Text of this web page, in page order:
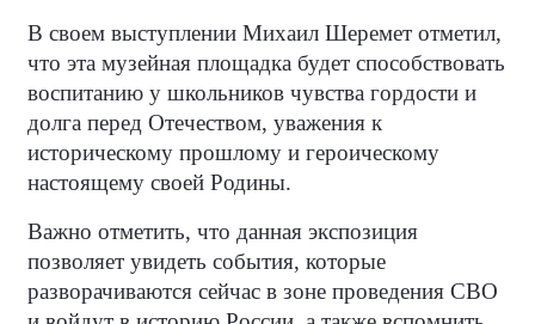
В своем выступлении Михаил Шеремет отметил,
что эта музейная площадка будет способствовать
воспитанию у школьников чувства гордости и
долга перед Отечеством, уважения к
историческому прошлому и героическому
настоящему своей Родины.
Важно отметить, что данная экспозиция
позволяет увидеть события, которые
разворачиваются сейчас в зоне проведения СВО